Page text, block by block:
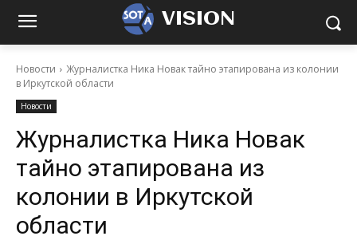
VISION
Новости
Журналистка Ника Новак тайно этапирована из колонии
в Иркутской области
Новости
Журналистка Ника Новак
тайно этапирована из
колонии в Иркутской
области